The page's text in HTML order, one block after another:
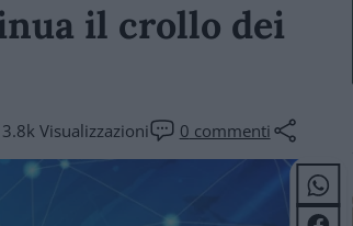
il crollo dei
3.8kVisualizzazioni 0 commenti